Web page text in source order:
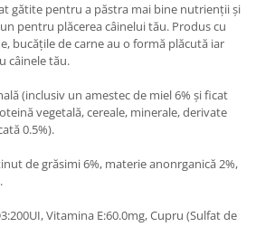
gătite pentru a păstra mai bine nutrienţii şi
pentru plăcerea câinelui tău. Produs cu
bucăţile de carne au o formă plăcută iar
câinele tău.
(inclusiv un amestec de miel 6% şi ficat
vegetală, cereale, minerale, derivate
0.5%).
de grăsimi 6%, materie anonrganică 2%,
Vitamina E:60.0mg, Cupru (Sulfat de